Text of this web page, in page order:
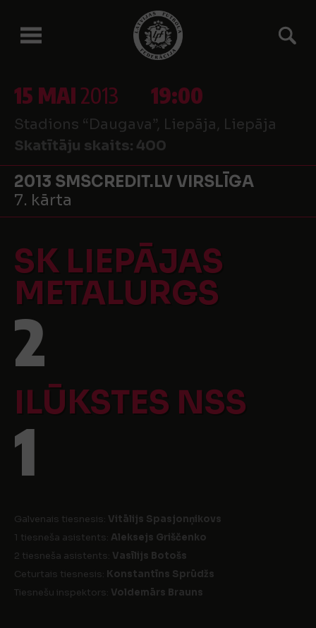
15 MAI2013 19:00
Stadions “Daugava”, Liepāja, Liepāja
Skatītāju skaits: 400
2013 SMSCREDIT.LV VIRSLĪGA
7. kārta
SK LIEPĀJAS
METALURGS
2
ILŪKSTES NSS
1
Galvenais tiesnesis: Vitālijs Spasjonņikovs
1 tiesneša asistents: Aleksejs Griščenko
2 tiesneša asistents: Vasīlijs Botošs
Ceturtais tiesnesis: Konstantīns Sprūdžs
Tiesnešu inspektors: Voldemārs Brauns